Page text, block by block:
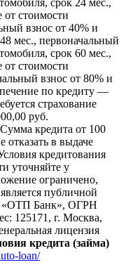
от стоимости
взнос от 40% и
мес., первоначальный
срок 60 мес.,
от стоимости
взнос от 80% и
по кредиту —
страхование
руб.
кредита от 100
отказать в выдаче
кредитования
уточняйте у
ограничено,
публичной
«ОТП Банк», ОГРН
125171, г. Москва,
лицензия
кредита (займа)
loan/